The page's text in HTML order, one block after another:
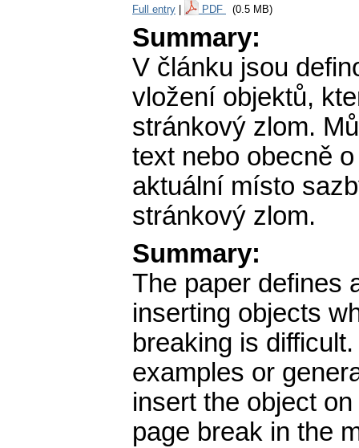
Full entry PDF (0.5 MB)
Summary:
V článku jsou
vložení objektů,
stránkový zlom.
text nebo obecně
aktuální místo
stránkový zlom.
Summary:
The paper defines
inserting objects
breaking is
examples or
insert the object
page break in the